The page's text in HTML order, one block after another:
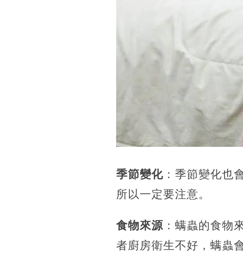
季節變化 ：季節變化也
所以一定要注意。
食物來源 ：螨蟲的食物
者廚房衛生不好，螨蟲